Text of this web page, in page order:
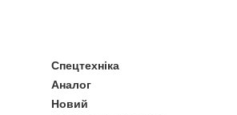
Спецтехніка
Аналог
Новий